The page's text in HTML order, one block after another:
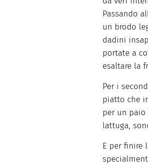
Passando
un brodo
dadini
portate a
esaltare la
Per i
piatto che
per un
lattuga,
E per finire